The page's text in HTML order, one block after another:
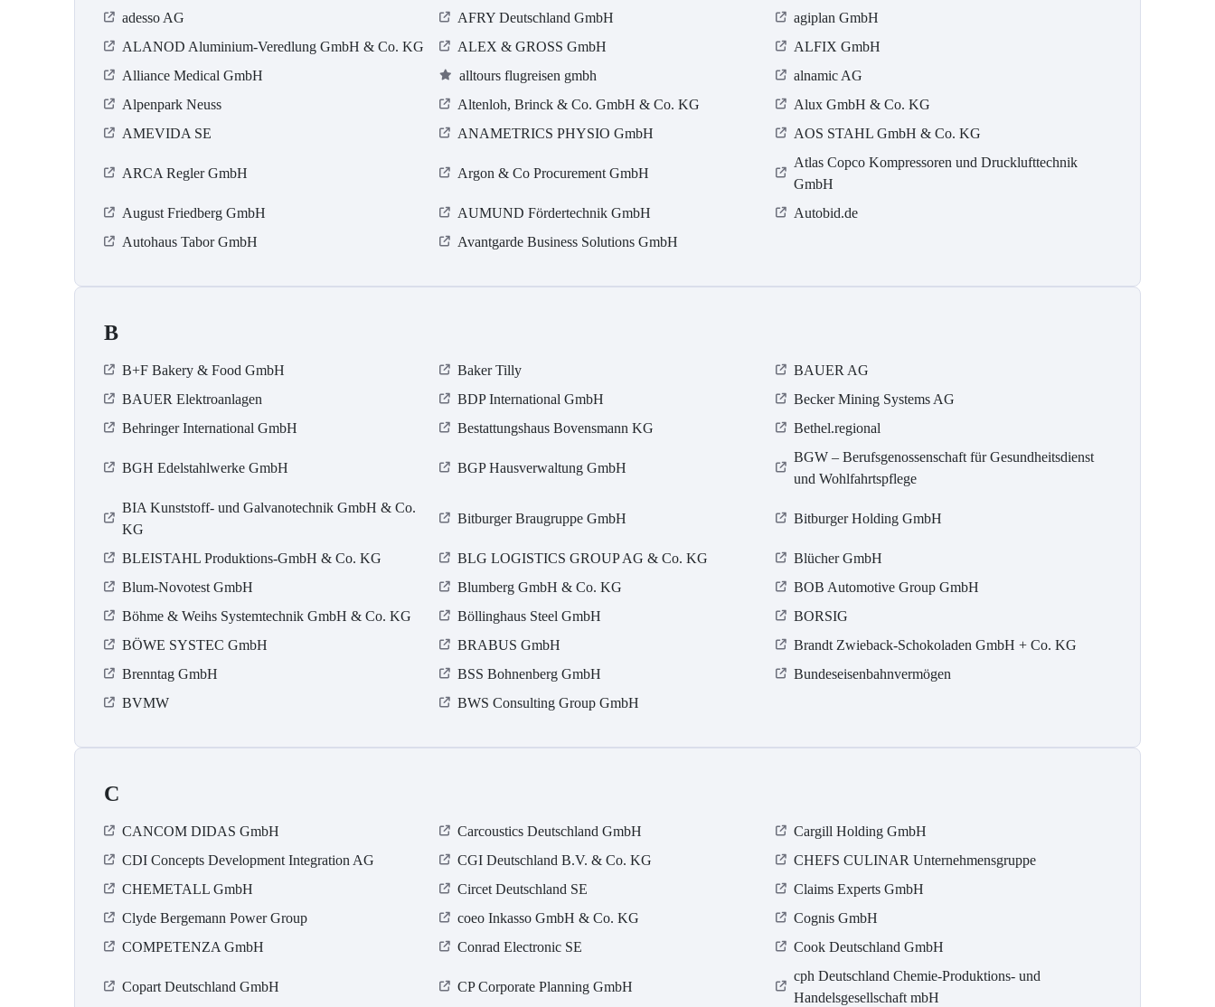
adesso AG
AFRY Deutschland GmbH
agiplan GmbH
ALANOD Aluminium-Veredlung GmbH & Co. KG
ALEX & GROSS GmbH
ALFIX GmbH
Alliance Medical GmbH
alltours flugreisen gmbh
alnamic AG
Alpenpark Neuss
Altenloh, Brinck & Co. GmbH & Co. KG
Alux GmbH & Co. KG
AMEVIDA SE
ANAMETRICS PHYSIO GmbH AOS STAHL GmbH & Co. KG
ARCA Regler GmbH Argon & Co Procurement GmbH
Atlas Copco Kompressoren und Drucklufttechnik
GmbH
August Friedberg GmbH
AUMUND Fördertechnik GmbH
Autobid.de
Autohaus Tabor GmbH
Avantgarde Business Solutions GmbH
B
B+F Bakery & Food GmbH Baker Tilly
BAUER AG
BAUER Elektroanlagen
BDP International GmbH
Becker Mining Systems AG
Behringer International GmbH
Bestattungshaus Bovensmann KG Bethel.regional
BGH Edelstahlwerke GmbH BGP Hausverwaltung GmbH
BGW – Berufsgenossenschaft für Gesundheitsdienst
und Wohlfahrtspflege
BIA Kunststoff- und Galvanotechnik GmbH & Co.
KG
Bitburger Braugruppe GmbH Bitburger Holding GmbH
BLEISTAHL Produktions-GmbH & Co. KG BLG LOGISTICS GROUP AG & Co. KG
Blücher GmbH
Blum-Novotest GmbH
Blumberg GmbH & Co. KG
BOB Automotive Group GmbH
Böhme & Weihs Systemtechnik GmbH & Co. KG
Böllinghaus Steel GmbH
BORSIG
BÖWE SYSTEC GmbH
BRABUS GmbH
Brandt Zwieback-Schokoladen GmbH + Co. KG
Brenntag GmbH
BSS Bohnenberg GmbH
Bundeseisenbahnvermögen
BVMW
BWS Consulting Group GmbH
C
CANCOM DIDAS GmbH Carcoustics Deutschland GmbH
Cargill Holding GmbH
CDI Concepts Development Integration AG
CGI Deutschland B.V. & Co. KG
CHEFS CULINAR Unternehmensgruppe
CHEMETALL GmbH
Circet Deutschland SE
Claims Experts GmbH
Clyde Bergemann Power Group
coeo Inkasso GmbH & Co. KG
Cognis GmbH
COMPETENZA GmbH
Conrad Electronic SE Cook Deutschland GmbH
Copart Deutschland GmbH CP Corporate Planning GmbH
cph Deutschland Chemie-Produktions- und
Handelsgesellschaft mbH